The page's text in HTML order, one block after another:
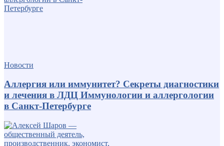
Новости
Аллергия или иммунитет? Секреты диагностики
и лечения в ЛДЦ Иммунологии и аллергологии
в Санкт-Петербурге